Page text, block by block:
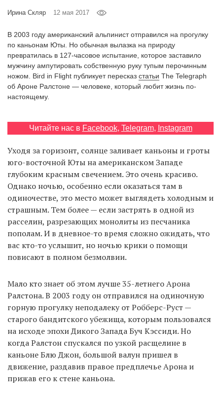
Ирина Скляр 12 мая 2017
В 2003 году американский альпинист отправился на прогулку
по каньонам Юты. Но обычная вылазка на природу
превратилась в 127-часовое испытание, которое заставило
мужчину ампутировать собственную руку тупым перочинным
ножом. Bird in Flight публикует пересказ статьи The Telegraph
oб Ароне Ралстоне — человеке, который любит жизнь по-
настоящему.
Читайте нас в Facebook, Telegram, Instagram
Уходя за горизонт, солнце заливает каньоны и гроты
юго-восточной Юты на американском Западе
глубоким красным свечением. Это очень красиво.
Однако ночью, особенно если оказаться там в
одиночестве, это место может выглядеть холодным и
страшным. Тем более — если застрять в одной из
расселин, разрезающих монолиты из песчаника
пополам. И в дневное-то время сложно ожидать, что
вас кто-то услышит, но ночью крики о помощи
повисают в полном безмолвии.
Мало кто знает об этом лучше 35-летнего Арона
Ралстона. В 2003 году он отправился на одиночную
горную прогулку неподалеку от Робберс-Руст —
старого бандитского убежища, которым пользовался
на исходе эпохи Дикого Запада Буч Кэссиди. Но
когда Ралстон спускался по узкой расщелине в
каньоне Блю Джон, большой валун пришел в
движение, раздавив правое предплечье Арона и
прижав его к стене каньона.